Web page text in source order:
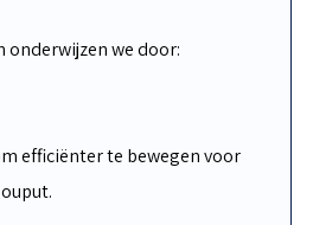
onderwijzen we door:
efficiënter te bewegen voor